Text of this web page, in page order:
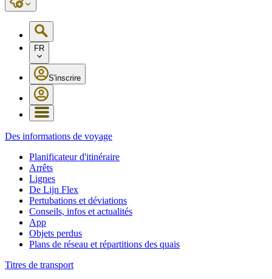
FR
S'inscrire
Des informations de voyage
Planificateur d'itinéraire
Arrêts
Lignes
De Lijn Flex
Pertubations et déviations
Conseils, infos et actualités
App
Objets perdus
Plans de réseau et répartitions des quais
Titres de transport